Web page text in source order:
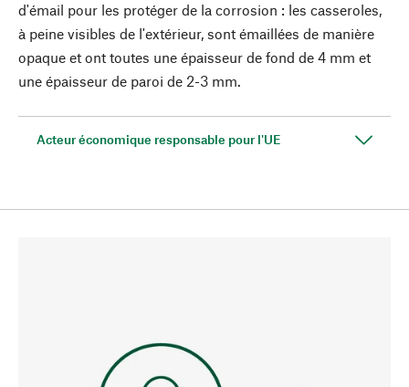
d'émail pour les protéger de la corrosion : les casseroles,
à peine visibles de l'extérieur, sont émaillées de manière
opaque et ont toutes une épaisseur de fond de 4 mm et
une épaisseur de paroi de 2-3 mm.
Acteur économique responsable pour l'UE